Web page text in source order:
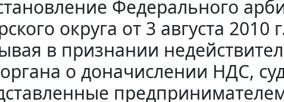
Федерального
округа от 3 августа
в признании
органа о доначислении НДС,